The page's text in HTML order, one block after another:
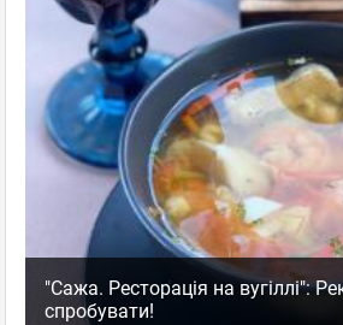
"Сажа. Ресторація на вугіллі":
спробувати!